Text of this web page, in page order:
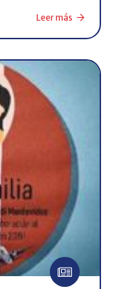
Leer más